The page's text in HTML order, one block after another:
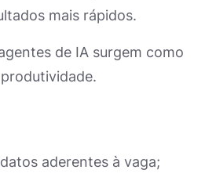
mais rápidos.
de IA surgem como
aderentes à vaga;